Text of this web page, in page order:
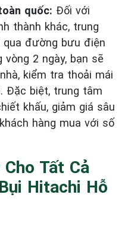
quốc: Đối với
thành khác, trung
qua đường bưu điện
2 ngày, bạn sẽ
kiểm tra thoải mái
Đặc biệt, trung tâm
khấu, giảm giá sâu
hàng mua với số
Tất Cả
Hitachi Hỗ